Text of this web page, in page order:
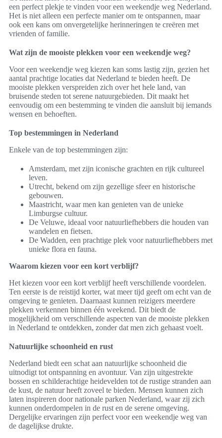
een perfect plekje te vinden voor een weekendje weg Nederland.
Het is niet alleen een perfecte manier om te ontspannen, maar
ook een kans om onvergetelijke herinneringen te creëren met
vrienden of familie.
Wat zijn de mooiste plekken voor een weekendje weg?
Voor een weekendje weg kiezen kan soms lastig zijn, gezien het
aantal prachtige locaties dat Nederland te bieden heeft. De
mooiste plekken verspreiden zich over het hele land, van
bruisende steden tot serene natuurgebieden. Dit maakt het
eenvoudig om een bestemming te vinden die aansluit bij iemands
wensen en behoeften.
Top bestemmingen in Nederland
Enkele van de top bestemmingen zijn:
Amsterdam, met zijn iconische grachten en rijk cultureel
leven.
Utrecht, bekend om zijn gezellige sfeer en historische
gebouwen.
Maastricht, waar men kan genieten van de unieke
Limburgse cultuur.
De Veluwe, ideaal voor natuurliefhebbers die houden van
wandelen en fietsen.
De Wadden, een prachtige plek voor natuurliefhebbers met
unieke flora en fauna.
Waarom kiezen voor een kort verblijf?
Het kiezen voor een kort verblijf heeft verschillende voordelen.
Ten eerste is de reistijd korter, wat meer tijd geeft om echt van de
omgeving te genieten. Daarnaast kunnen reizigers meerdere
plekken verkennen binnen één weekend. Dit biedt de
mogelijkheid om verschillende aspecten van de mooiste plekken
in Nederland te ontdekken, zonder dat men zich gehaast voelt.
Natuurlijke schoonheid en rust
Nederland biedt een schat aan natuurlijke schoonheid die
uitnodigt tot ontspanning en avontuur. Van zijn uitgestrekte
bossen en schilderachtige heidevelden tot de rustige stranden aan
de kust, de natuur heeft zoveel te bieden. Mensen kunnen zich
laten inspireren door nationale parken Nederland, waar zij zich
kunnen onderdompelen in de rust en de serene omgeving.
Dergelijke ervaringen zijn perfect voor een weekendje weg van
de dagelijkse drukte.